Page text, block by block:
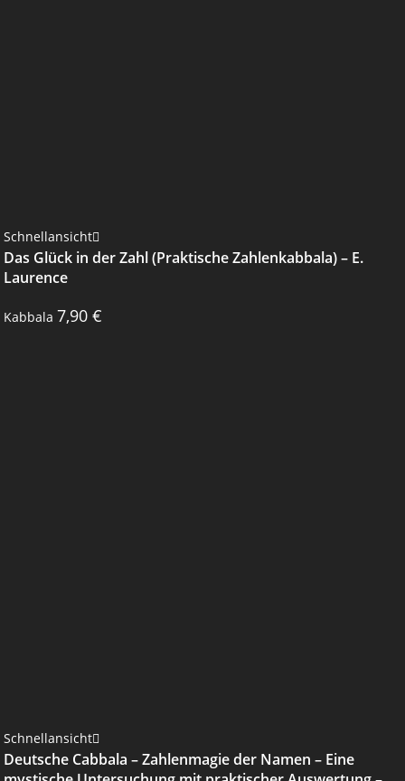
Schnellansicht
Das Glück in der Zahl (Praktische Zahlenkabbala) – E.
Laurence
Kabbala 7,90 €
Schnellansicht
Deutsche Cabbala – Zahlenmagie der Namen – Eine